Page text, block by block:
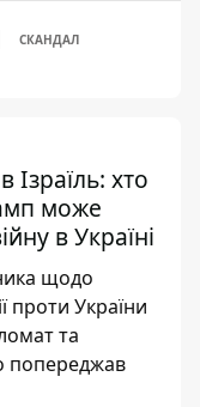
СКАНДАЛ
хто
може
в Україні
щодо
проти України
та
попереджав